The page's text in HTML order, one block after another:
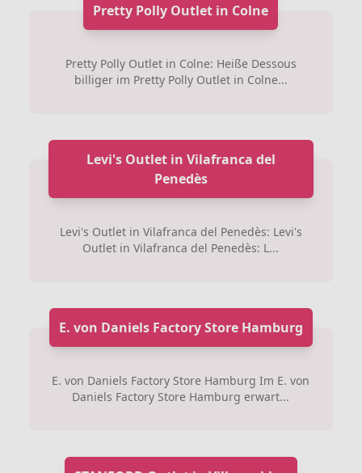
Pretty Polly Outlet in Colne
Pretty Polly Outlet in Colne: Heiße Dessous
billiger im Pretty Polly Outlet in Colne...
Levi's Outlet in Vilafranca del
Penedès
Levi's Outlet in Vilafranca del Penedès: Levi's
Outlet in Vilafranca del Penedès: L...
E. von Daniels Factory Store Hamburg
E. von Daniels Factory Store Hamburg Im E. von
Daniels Factory Store Hamburg erwart...